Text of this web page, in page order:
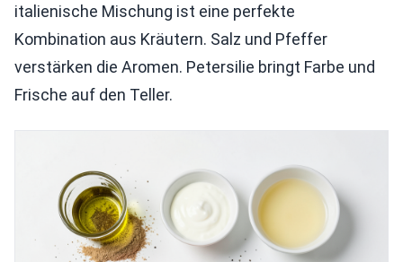
italienische Mischung ist eine perfekte
Kombination aus Kräutern. Salz und Pfeffer
verstärken die Aromen. Petersilie bringt Farbe und
Frische auf den Teller.